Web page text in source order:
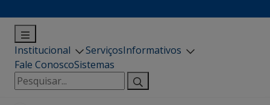
Institucional ServiçosInformativos
Fale ConoscoSistemas
Pesquisar
por: